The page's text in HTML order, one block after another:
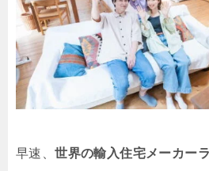
早速、世界の輸入住宅メーカー